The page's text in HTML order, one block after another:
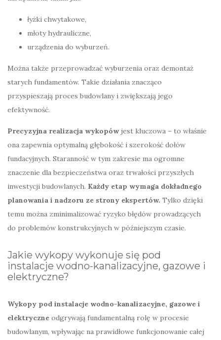
łyżki chwytakowe,
młoty hydrauliczne,
urządzenia do wyburzeń.
Można także przeprowadzać wyburzenia oraz demontaż
starych fundamentów. Takie działania znacząco
przyspieszają proces budowlany i zwiększają jego
efektywność.
Precyzyjna realizacja wykopów jest kluczowa – to właśnie
ona zapewnia optymalną głębokość i szerokość dołów
fundacyjnych. Staranność w tym zakresie ma ogromne
znaczenie dla bezpieczeństwa oraz trwałości przyszłych
inwestycji budowlanych. Każdy etap wymaga dokładnego
planowania i nadzoru ze strony ekspertów. Tylko dzięki
temu można zminimalizować ryzyko błędów prowadzących
do problemów konstrukcyjnych w późniejszym czasie.
Jakie wykopy wykonuje się pod
instalacje wodno-kanalizacyjne, gazowe i
elektryczne?
Wykopy pod instalacje wodno-kanalizacyjne, gazowe i
elektryczne odgrywają fundamentalną rolę w procesie
budowlanym, wpływając na prawidłowe funkcjonowanie całej